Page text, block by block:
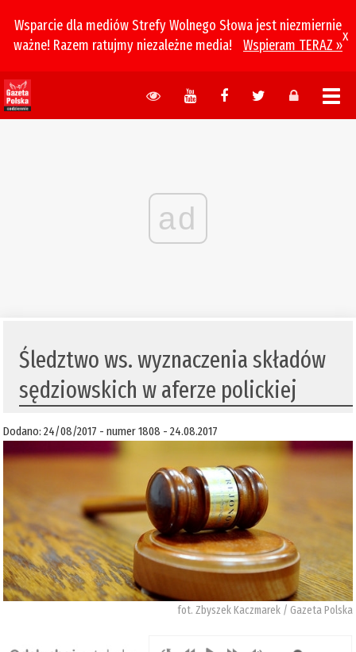
Wsparcie dla mediów Strefy Wolnego Słowa jest niezmiernie
ważne! Razem ratujmy niezależne media!
Wspieram TERAZ »
x
ad
Śledztwo ws. wyznaczenia składów
sędziowskich w aferze polickiej
Dodano: 24/08/2017 - numer 1808 - 24.08.2017
fot. Zbyszek Kaczmarek / Gazeta Polska